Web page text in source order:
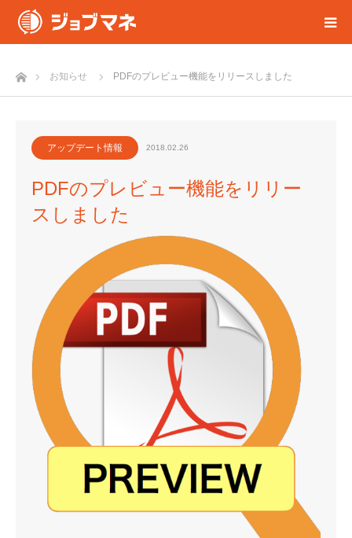
ホームお知らせ PDFのプレビュー機能をリリースしました
アップデート情報 2018.02.26
PDFのプレビュー機能をリリー
スしました